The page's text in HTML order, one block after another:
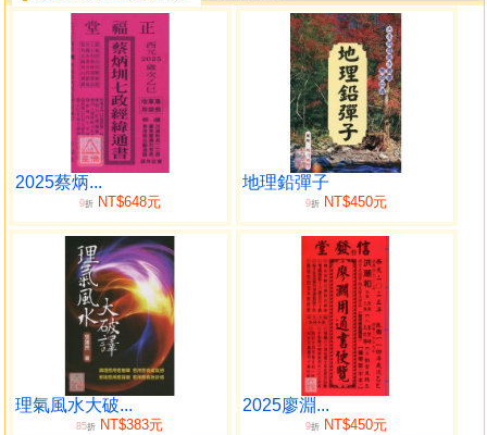
2025蔡炳...
9折NT$648元
地理鉛彈子
9折 NT$450元
理氣風水大破...
85折 NT$383元
2025廖淵...
9折 NT$450元